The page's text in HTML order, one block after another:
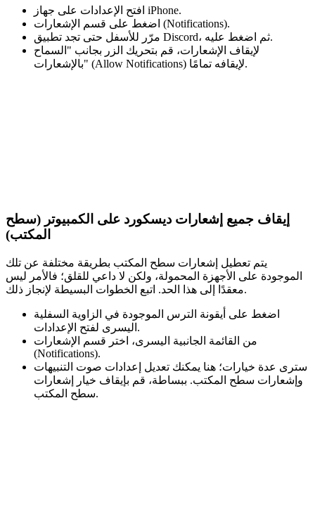
افتح الإعدادات على جهاز iPhone.
اضغط على قسم الإشعارات (Notifications).
مرّر للأسفل حتى تجد تطبيق Discord، ثم اضغط عليه.
لإيقاف الإشعارات، قم بتحريك الزر بجانب "السماح
بالإشعارات" (Allow Notifications) لإيقافه تمامًا.
إيقاف جميع إشعارات ديسكورد على الكمبيوتر (سطح
المكتب)
يتم تعطيل إشعارات سطح المكتب بطريقة مختلفة عن تلك
الموجودة على الأجهزة المحمولة، ولكن لا داعي للقلق؛ فالأمر ليس
معقدًا إلى هذا الحد. اتبع الخطوات البسيطة لإنجاز ذلك.
اضغط على أيقونة الترس الموجودة في الزاوية السفلية
اليسرى لفتح الإعدادات.
من القائمة الجانبية اليسرى، اختر قسم الإشعارات
(Notifications).
سترى عدة خيارات؛ هنا يمكنك تعديل إعدادات صوت التنبيهات
وإشعارات سطح المكتب. ببساطة، قم بإيقاف خيار إشعارات
سطح المكتب.